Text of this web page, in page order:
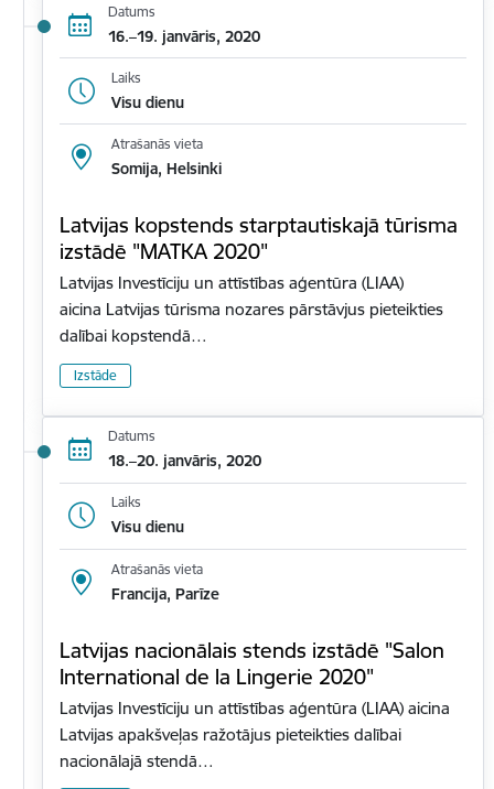
Datums
16.–19. janvāris, 2020
Laiks
Visu dienu
Atrašanās vieta
Somija, Helsinki
Latvijas kopstends starptautiskajā tūrisma
izstādē "MATKA 2020"
Latvijas Investīciju un attīstības aģentūra (LIAA)
aicina Latvijas tūrisma nozares pārstāvjus pieteikties
dalībai kopstendā…
Izstāde
Datums
18.–20. janvāris, 2020
Laiks
Visu dienu
Atrašanās vieta
Francija, Parīze
Latvijas nacionālais stends izstādē "Salon
International de la Lingerie 2020"
Latvijas Investīciju un attīstības aģentūra (LIAA) aicina
Latvijas apakšveļas ražotājus pieteikties dalībai
nacionālajā stendā…